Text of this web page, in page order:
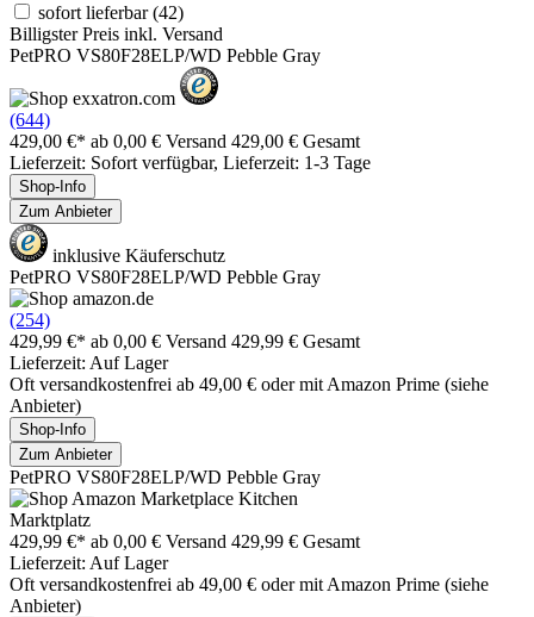
sofort lieferbar(42)
Billigster Preis inkl. Versand
PetPRO VS80F28ELP/WD Pebble Gray
(644)
429,00 €* ab 0,00 € Versand 429,00 € Gesamt
Lieferzeit: Sofort verfügbar, Lieferzeit: 1-3 Tage
Shop-Info
Zum Anbieter
inklusive Käuferschutz
PetPRO VS80F28ELP/WD Pebble Gray
(254)
429,99 €* ab 0,00 € Versand 429,99 € Gesamt
Lieferzeit: Auf Lager
Oft versandkostenfrei ab 49,00 € oder mit Amazon Prime (siehe
Anbieter)
Shop-Info
Zum Anbieter
PetPRO VS80F28ELP/WD Pebble Gray
Marktplatz
429,99 €* ab 0,00 € Versand 429,99 € Gesamt
Lieferzeit: Auf Lager
Oft versandkostenfrei ab 49,00 € oder mit Amazon Prime (siehe
Anbieter)